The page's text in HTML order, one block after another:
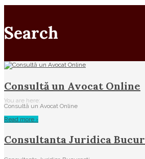
Search
You are here:
Consultă un Avocat Online
Consultă un Avocat Online
Read more ›
Consultanta Juridica